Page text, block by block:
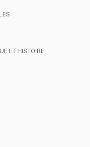
ET HISTOIRE